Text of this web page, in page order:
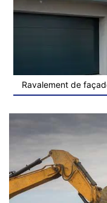
Ravalement de